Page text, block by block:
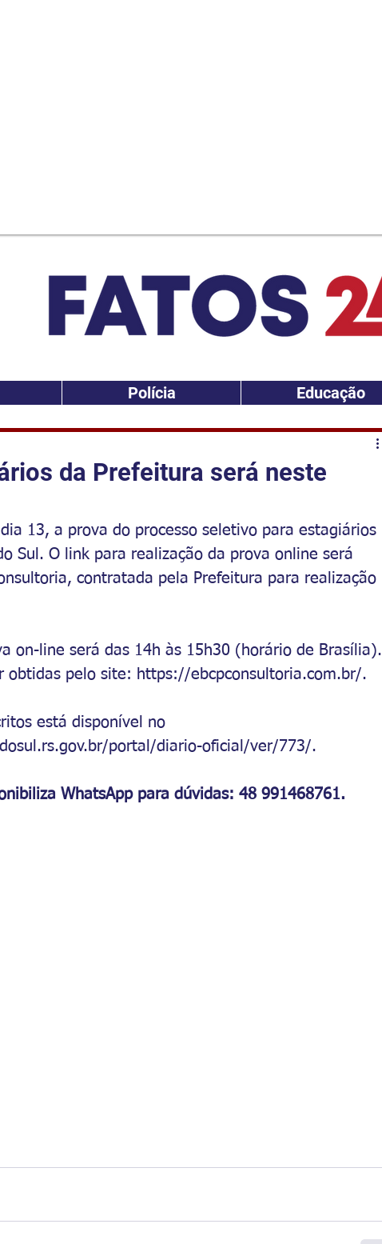
Polícia Educação
da Prefeitura será neste
13, a prova do processo seletivo para estagiários
Sul. O link para realização da prova online será
contratada pela Prefeitura para realização
on-line será das 14h às 15h30 (horário de Brasília).
obtidas pelo site: https://ebcpconsultoria.com.br/.
está disponível no
portal/diario-oficial/ver/773/.
WhatsApp para dúvidas: 48 991468761.